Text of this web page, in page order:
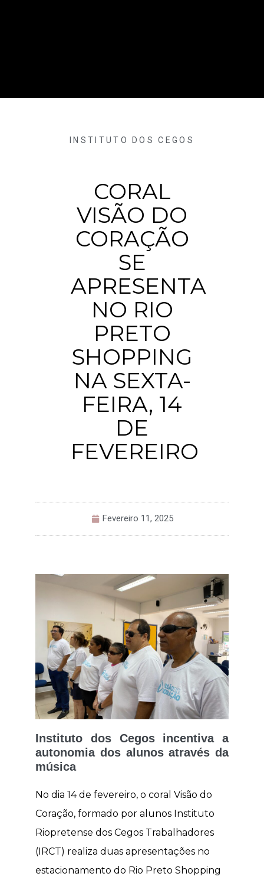
INSTITUTO DOS CEGOS
CORAL
VISÃO DO
CORAÇÃO
SE
APRESENTA
NO RIO
PRETO
SHOPPING
NA SEXTA-
FEIRA, 14
DE
FEVEREIRO
Fevereiro 11, 2025
Instituto dos Cegos incentiva a
autonomia dos alunos através da
música
No dia 14 de fevereiro, o coral Visão do
Coração, formado por alunos Instituto
Riopretense dos Cegos Trabalhadores
(IRCT) realiza duas apresentações no
estacionamento do Rio Preto Shopping